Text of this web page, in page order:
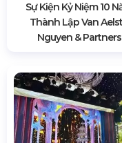
Sự Kiện Kỷ Niệm 10
Thành Lập Van
Nguyen & Partners